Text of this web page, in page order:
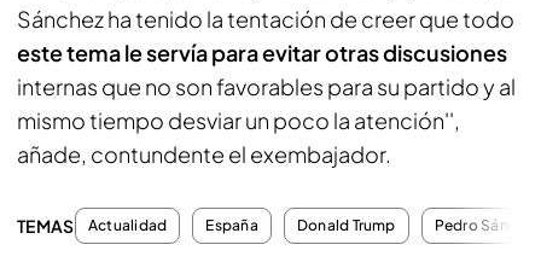
Sánchez ha tenido la tentación de creer que todo
este tema le servía para evitar otras discusiones
internas que no son favorables para su partido y al
mismo tiempo desviar un poco la atención'',
añade, contundente el exembajador.
TEMAS Actualidad España Donald Trump Pedro Sánchez